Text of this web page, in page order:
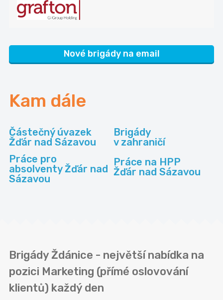
Nové brigády na email
Kam dále
Částečný úvazek
Žďár nad Sázavou
Brigády
v zahraničí
Práce pro
absolventy Žďár nad
Sázavou
Práce na HPP
Žďár nad Sázavou
Brigády Ždánice - největší nabídka na
pozici Marketing (přímé oslovování
klientů) každý den